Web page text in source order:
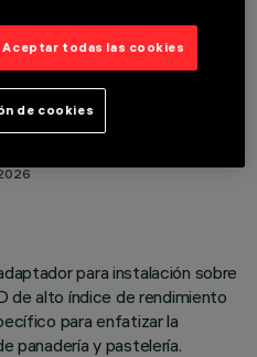
para instalación sobre
de alto índice de rendimiento
para enfatizar la
panadería y pastelería.
Aceptar todas las cookies
de cookies